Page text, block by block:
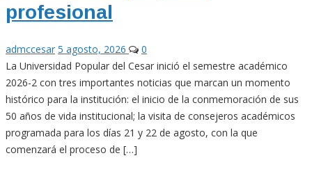
profesional
admccesar 5 agosto, 2026
0
La Universidad Popular del Cesar inició el semestre académico
2026-2 con tres importantes noticias que marcan un momento
histórico para la institución: el inicio de la conmemoración de sus
50 años de vida institucional; la visita de consejeros académicos
programada para los días 21 y 22 de agosto, con la que
comenzará el proceso de […]